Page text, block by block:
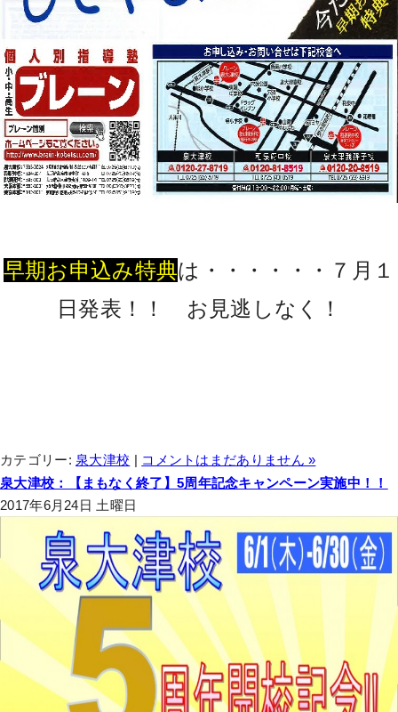
早期お申込み特典は・・・・・・７月１
日発表！！ お見逃しなく！
カテゴリー: 泉大津校 | コメントはまだありません »
泉大津校：【まもなく終了】5周年記念キャンペーン実施中！！
2017年6月24日 土曜日